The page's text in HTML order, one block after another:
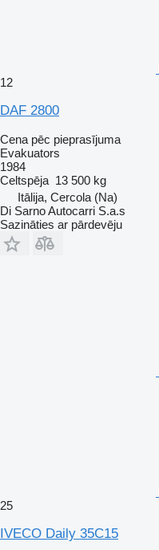
12
DAF 2800
Cena pēc pieprasījuma
Evakuators
1984
Celtspēja 13 500 kg
Itālija, Cercola (Na)
Di Sarno Autocarri S.a.s
Sazināties ar pārdevēju
25
IVECO Daily 35C15